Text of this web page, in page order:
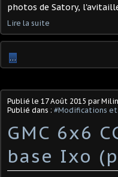
photos de Satory,
Lire la suite
…
Publié le 17 Août 2015 par
Publié dans : #Modifications
GMC 6x6
base Ixo